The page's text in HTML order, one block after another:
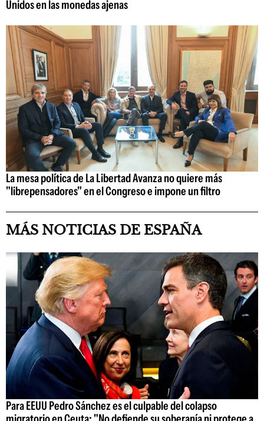
Unidos en las monedas ajenas
La mesa política de La Libertad Avanza no quiere más
"librepensadores" en el Congreso e impone un filtro
MÁS NOTICIAS DE ESPAÑA
Para EEUU Pedro Sánchez es el culpable del colapso